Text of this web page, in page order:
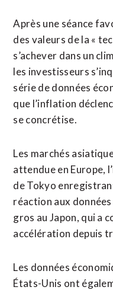
Après une séance
des valeurs de la «
s’achever ​dans un
les ‌investisseurs
série de données
que l’inflation
se concrétise.
Les marchés
attendue en Europe,
de Tokyo
réaction aux
gros au Japon, qui a
‌accélération depuis
Les données
États-Unis ‌ont